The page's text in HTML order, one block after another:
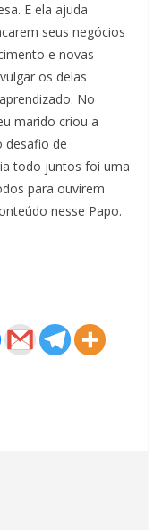
E ela ajuda
seus negócios
e novas
os delas
No
marido criou a
desafio de
todo juntos foi uma
para ouvirem
nesse Papo.